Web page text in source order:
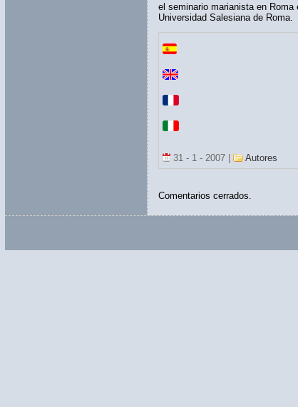
el seminario marianista en
Universidad Salesiana de Roma.
31 - 1 - 2007 | Autores
Comentarios cerrados.